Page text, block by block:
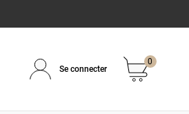
Se connecter
0